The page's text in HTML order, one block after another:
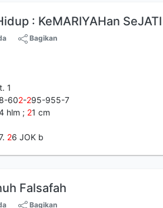
: KeMARIYAHan SeJATI
Bagikan
1
602-295-955-7
hlm ; 21 cm
26 JOK b
Falsafah
Bagikan